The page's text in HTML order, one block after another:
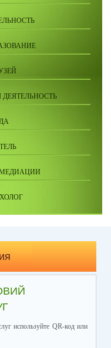
используйте QR-код или